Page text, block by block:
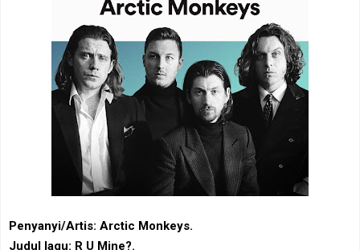
Penyanyi/Artis: Arctic Monkeys.
Judul lagu: R U Mine?.